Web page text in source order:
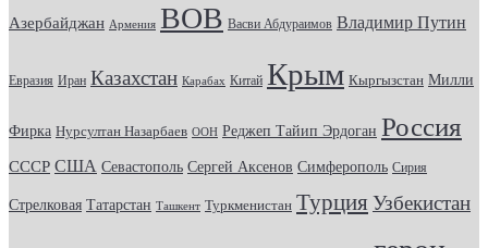
Азербайджан Армения ВОВ Васви Абдураимов Владимир Путин
Евразия Иран Казахстан Карабах Китай Крым Кыргызстан Милли
Фирка Нурсултан Назарбаев ООН Реджеп Тайип Эрдоган Россия
СССР США Севастополь Сергей Аксенов Симферополь Сирия
Стрелковая Татарстан Ташкент Туркменистан Турция Узбекистан